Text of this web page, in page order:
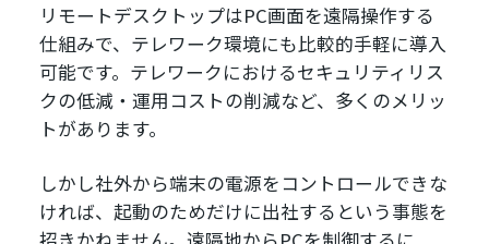
リモートデスクトップはPC画面を遠隔操作する
仕組みで、テレワーク環境にも比較的手軽に導入
可能です。テレワークにおけるセキュリティリス
クの低減・運用コストの削減など、多くのメリッ
トがあります。
しかし社外から端末の電源をコントロールできな
ければ、起動のためだけに出社するという事態を